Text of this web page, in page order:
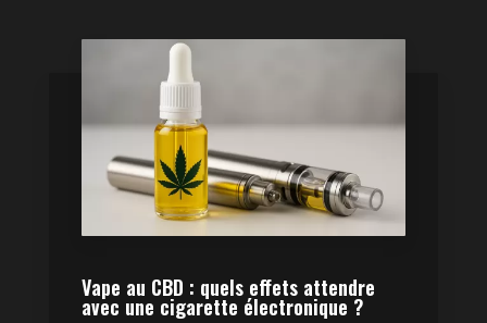
Vape au CBD : quels effets attendre
avec une cigarette électronique ?